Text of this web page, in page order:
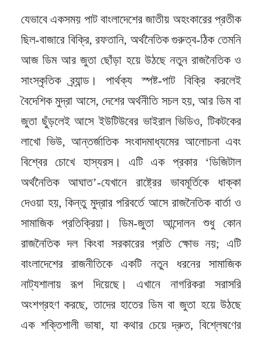
যেভাবে একসময় পাট বাংলাদেশের জাতীয় অহংকারের প্রতীক
ছিল-বাজারে বিক্রি, রফতানি, অর্থনৈতিক গুরুত্ব-ঠিক তেমনি
আজ ডিম আর জুতা ছোঁড়া হয়ে উঠছে নতুন রাজনৈতিক ও
সাংস্কৃতিক ব্র্যান্ড। পার্থক্য স্পষ্ট-পাট বিক্রি করলেই
বৈদেশিক মুদ্রা আসে, দেশের অর্থনীতি সচল হয়, আর ডিম বা
জুতা ছুঁড়লেই আসে ইউটিউবের ভাইরাল ভিডিও, টিকটকের
লাখো ভিউ, আন্তর্জাতিক সংবাদমাধ্যমের আলোচনা এবং
বিশ্বের চোখে হাস্যরস। এটি এক প্রকার ‘ডিজিটাল
অর্থনৈতিক আঘাত’-যেখানে রাষ্ট্রের ভাবমূর্তিকে ধাক্কা
দেওয়া হয়, কিন্তু মুদ্রার পরিবর্তে আসে রাজনৈতিক বার্তা ও
সামাজিক প্রতিক্রিয়া। ডিম-জুতা আন্দোলন শুধু কোন
রাজনৈতিক দল কিংবা সরকারের প্রতি ক্ষোভ নয়; এটি
বাংলাদেশের রাজনীতিকে একটি নতুন ধরনের সামাজিক
নাট্যশালায় রূপ দিয়েছে। এখানে নাগরিকরা সরাসরি
অংশগ্রহণ করছে, তাদের হাতের ডিম বা জুতা হয়ে উঠছে
এক শক্তিশালী ভাষা, যা কথার চেয়ে দ্রুত, বিশ্লেষণের